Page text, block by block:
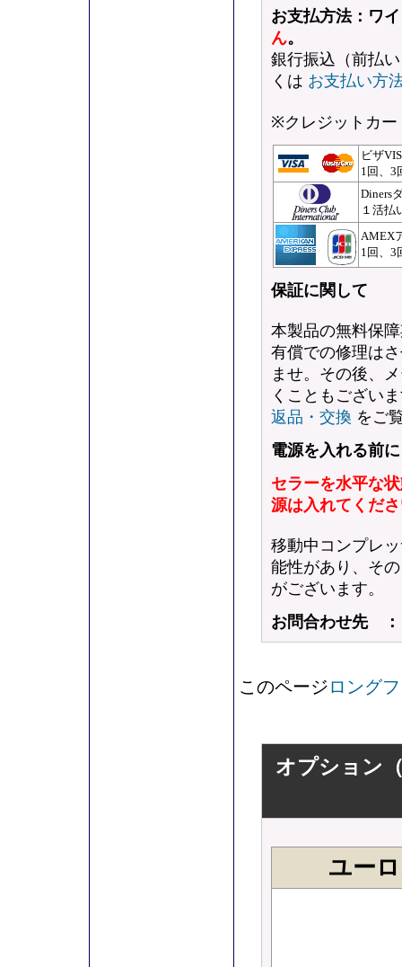
お支払方法：ワ
ん。
銀行振込（前払
くは お支払い方
※クレジットカー
ビザ
1回、3
Diners
１活払
AMEX
1回、3
保証に関して
本製品の無料保
有償での修理は
ませ。その後、
くこともござい
返品・交換 をご
電源を入れる前
セラーを水平な
源は入れてくだ
移動中コンプレ
能性があり、そ
がございます。
お問合わせ先
このページロング
オプション
ユー